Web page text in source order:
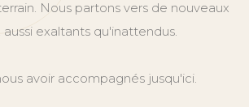
Nous partons vers de nouveaux
aussi exaltants qu'inattendus.
avoir accompagnés jusqu'ici.